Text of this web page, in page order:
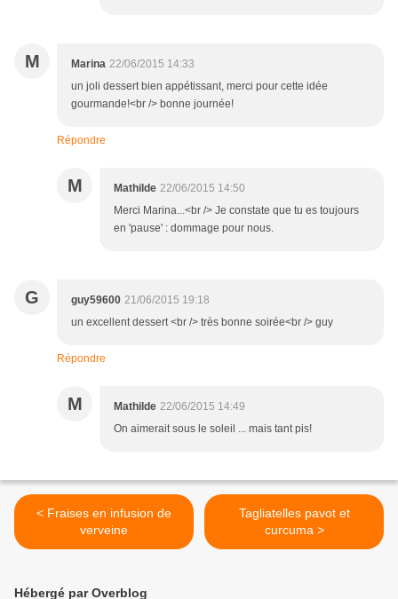
M Marina 22/06/2015 14:33
un joli dessert bien appétissant, merci pour cette idée
gourmande!<br /> bonne journée!
Répondre
M Mathilde 22/06/2015 14:50
Merci Marina...<br /> Je constate que tu es toujours
en 'pause' : dommage pour nous.
G guy59600 21/06/2015 19:18
un excellent dessert <br /> très bonne soirée<br /> guy
Répondre
M Mathilde 22/06/2015 14:49
On aimerait sous le soleil ... mais tant pis!
< Fraises en infusion de
verveine
Tagliatelles pavot et
curcuma >
Hébergé par Overblog